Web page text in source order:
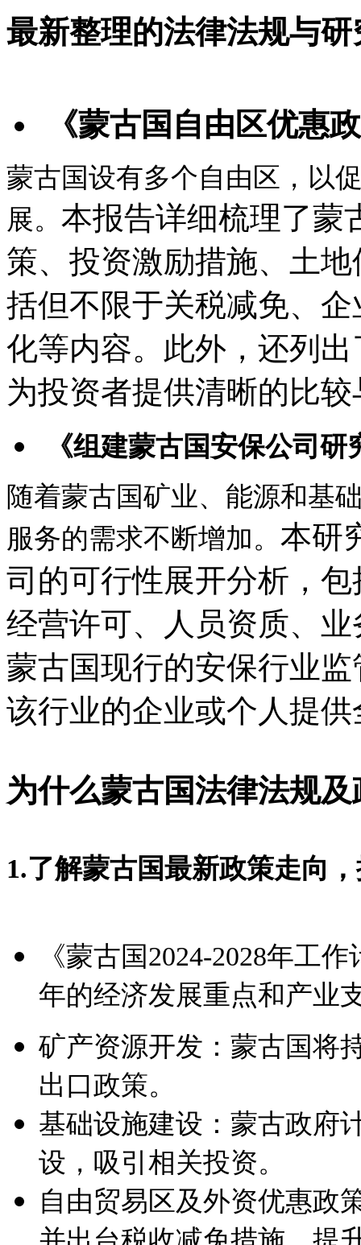
最新整理的法律法规与研
《蒙古国自由区优惠
蒙古国设有多个自由区，以
展。 本报告详细梳理了蒙
策、投资激励措施、土
括但不限于关税减免、
化等内容。 此外，还列
为投资者提供清晰的比
《组建蒙古国安保公司研
随着蒙古国矿业、能源和基
服务的需求不断增加。 本研
司的可行性展开分析，
经营许可、人员资质、
蒙古国现行的安保行业
该行业的企业或个人提
为什么蒙古国法律法规
1.了解蒙古国最新政策走向
《蒙古国2024-2028年工
年的经济发展重点和产业
矿产资源开发：蒙古国将
出口政策。
基础设施建设：蒙古政府
设，吸引相关投资。
自由贸易区及外资优惠政